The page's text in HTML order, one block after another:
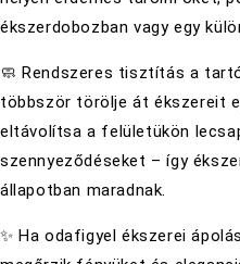
ékszerdobozban vagy egy
🧼 Rendszeres tisztítás a
többször törölje át ékszereit
eltávolítsa a felületükön
szennyeződéseket – így
állapotban maradnak.
✨ Ha odafigyel ékszerei